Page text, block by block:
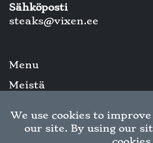
Sähköposti
steaks@vixen.ee
Menu
Meistä
Vinoteek